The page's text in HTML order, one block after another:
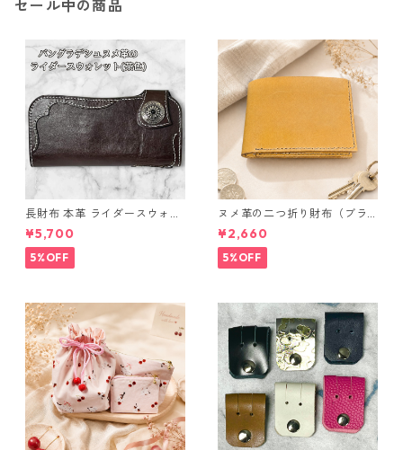
セール中の商品
長財布 本革 ライダースウォレ
ット 国産 ヌメ革 ブラウン バ
ングラデシュ l175 レザー 革財
布 ハンドメイド 経年変化
¥5,700
5%OFF
ヌメ革の二つ折り財布（ブラ
ウン系）
¥2,660
5%OFF